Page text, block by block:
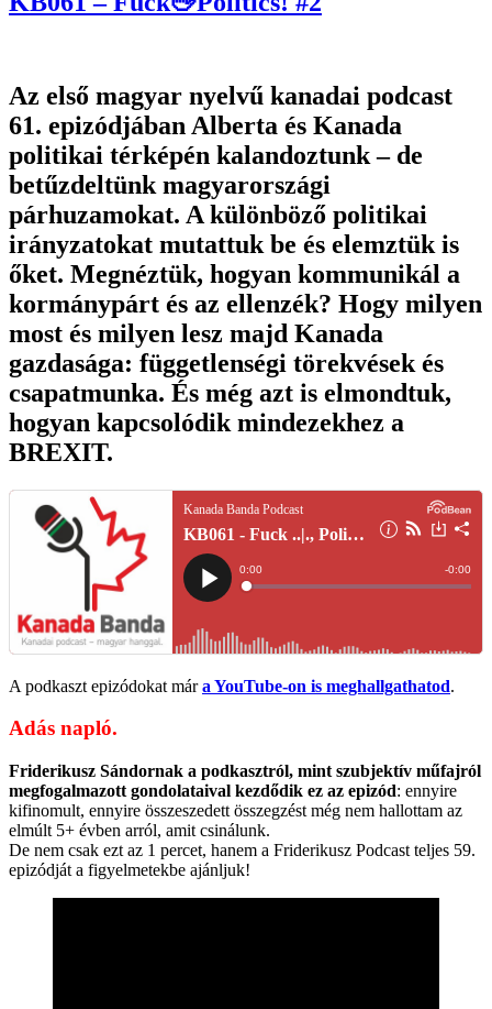
Az első magyar nyelvű kanadai podcast
61. epizódjában Alberta és Kanada
politikai térképén kalandoztunk – de
betűzdeltünk magyarországi
párhuzamokat. A különböző politikai
irányzatokat mutattuk be és elemztük is
őket. Megnéztük, hogyan kommunikál a
kormánypárt és az ellenzék? Hogy milyen
most és milyen lesz majd Kanada
gazdasága: függetlenségi törekvések és
csapatmunka. És még azt is elmondtuk,
hogyan kapcsolódik mindezekhez a
BREXIT.
A podkaszt epizódokat mára YouTube-on is meghallgathatod.
Adás napló.
Friderikusz Sándornak a podkasztról, mint szubjektív műfajról
megfogalmazott gondolataival kezdődik ez az epizód: ennyire
kifinomult, ennyire összeszedett összegzést még nem hallottam az
elmúlt 5+ évben arról, amit csinálunk.
De nem csak ezt az 1 percet, hanem a Friderikusz Podcast teljes 59.
epizódját a figyelmetekbe ajánljuk!